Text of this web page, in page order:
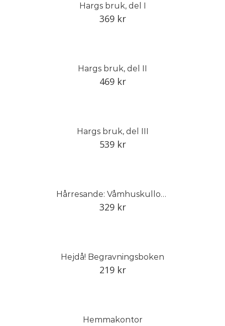
Hargs bruk, del I
369 kr
Hargs bruk, del II
469 kr
Hargs bruk, del III
539 kr
Hårresande: Våmhuskullornas hårsmycken och vandringar
329 kr
Hejdå! Begravningsboken
219 kr
Hemmakontor